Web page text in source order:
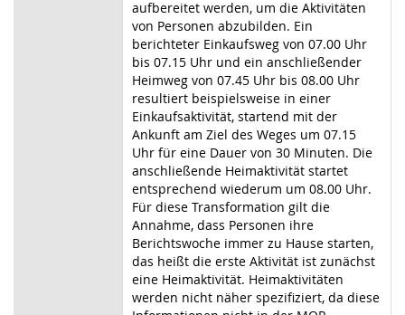
aufbereitet werden, um die Aktivitäten
von Personen abzubilden. Ein
berichteter Einkaufsweg von 07.00 Uhr
bis 07.15 Uhr und ein anschließender
Heimweg von 07.45 Uhr bis 08.00 Uhr
resultiert beispielsweise in einer
Einkaufsaktivität, startend mit der
Ankunft am Ziel des Weges um 07.15
Uhr für eine Dauer von 30 Minuten. Die
anschließende Heimaktivität startet
entsprechend wiederum um 08.00 Uhr.
Für diese Transformation gilt die
Annahme, dass Personen ihre
Berichtswoche immer zu Hause starten,
das heißt die erste Aktivität ist zunächst
eine Heimaktivität. Heimaktivitäten
werden nicht näher spezifiziert, da diese